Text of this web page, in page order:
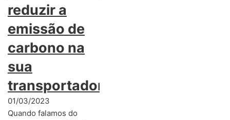
reduzir a
emissão de
carbono na
sua
transportadora
01/03/2023
Quando falamos do